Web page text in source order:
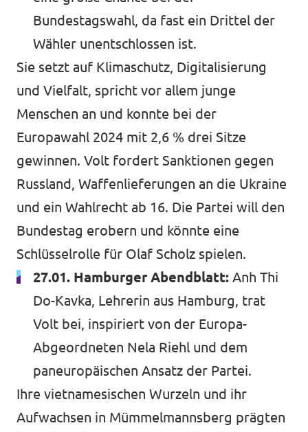
Bundestagswahl, da fast ein Drittel der
Wähler unentschlossen ist.
Sie setzt auf Klimaschutz, Digitalisierung
und Vielfalt, spricht vor allem junge
Menschen an und konnte bei der
Europawahl 2024 mit 2,6 % drei Sitze
gewinnen. Volt fordert Sanktionen gegen
Russland, Waffenlieferungen an die Ukraine
und ein Wahlrecht ab 16. Die Partei will den
Bundestag erobern und könnte eine
Schlüsselrolle für Olaf Scholz spielen.
27.01. Hamburger Abendblatt: Anh Thi
Do-Kavka, Lehrerin aus Hamburg, trat
Volt bei, inspiriert von der Europa-
Abgeordneten Nela Riehl und dem
paneuropäischen Ansatz der Partei.
Ihre vietnamesischen Wurzeln und ihr
Aufwachsen in Mümmelmannsberg prägten